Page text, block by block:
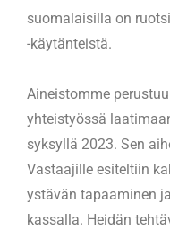
suomalaisilla on
-käytänteistä.
Aineistomme
yhteistyössä
syksyllä 2023. Sen
Vastaajille esiteltiin
ystävän tapaaminen
kassalla. Heidän